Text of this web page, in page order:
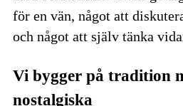
för en vän, något att
och något att själv tänka
Vi bygger på tradition
nostalgiska